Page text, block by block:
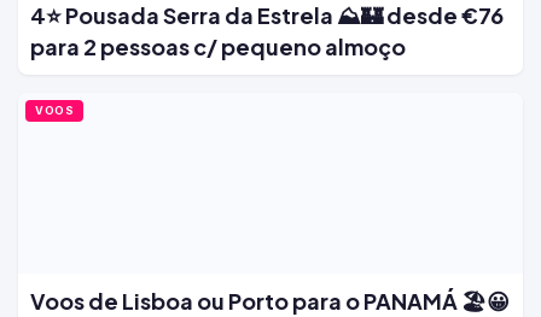
4⭐ Pousada Serra da Estrela ⛰️🏰 desde €76
para 2 pessoas c/ pequeno almoço
VOOS
Voos de Lisboa ou Porto para o PANAMÁ 🏖️😀